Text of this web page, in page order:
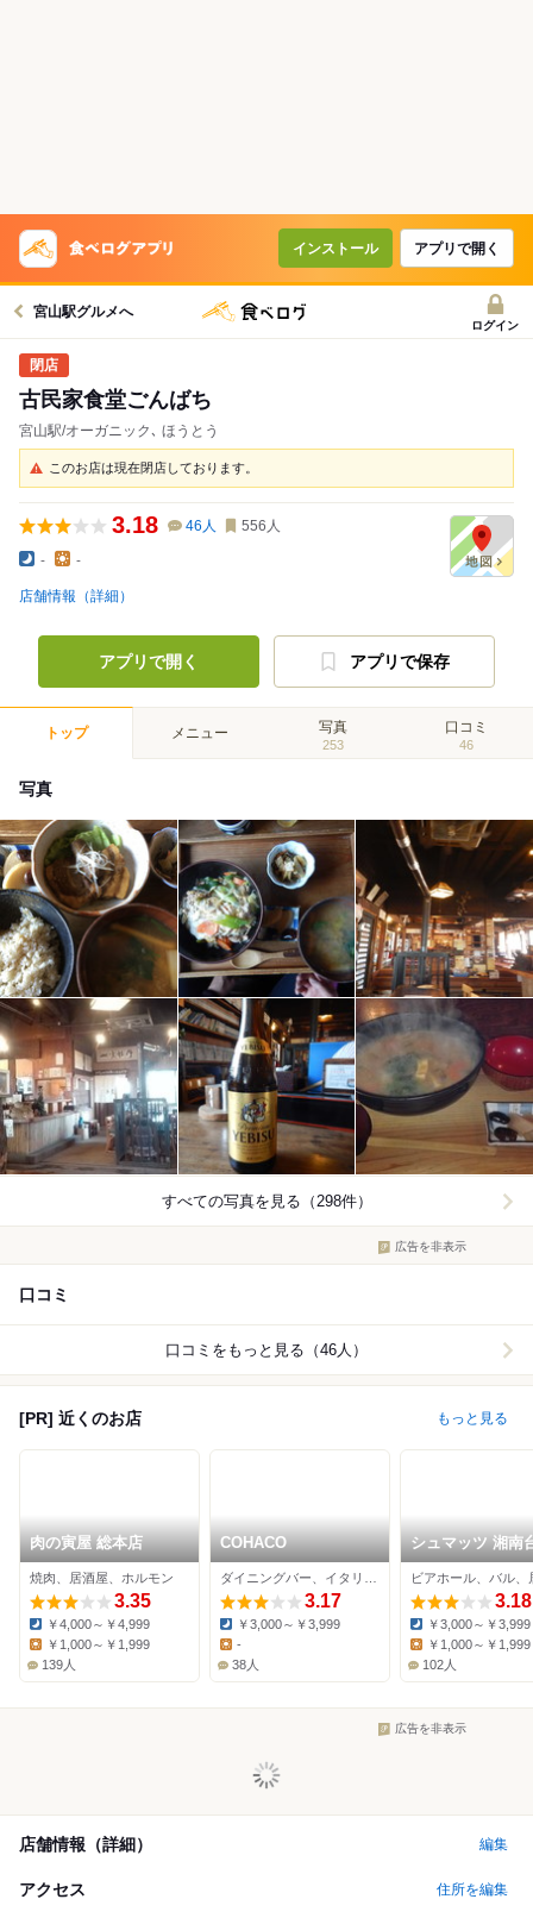
インストール アプリで開く
宮山駅グルメへ
ログイン
古民家食堂ごんばち
宮山駅/オーガニック､ ほうとう
このお店は現在閉店しております。
3.18 46 人 556 人
- -
店舗情報（詳細）
アプリで開く アプリで保存
トップ メニュー 写真
253
口コミ
46
写真
すべての写真を見る（298件）
広告を非表示
口コミ
口コミをもっと見る（46人）
[PR] 近くのお店 もっと見る
肉の寅屋 総本店
焼肉、居酒屋、ホルモン
3.35
Dinner:
￥4,000～￥4,999
￥1,000～￥1,999
139人
COHACO
3.17
Dinner:
￥3,000～￥3,999
Lunch:
-
38人
シュマッツ 湘南
ビアホール、バル、
3.18
Dinner:
￥3,000～￥3,999
￥1,000～￥1,999
102人
広告を非表示
店舗情報（詳細） 編集
アクセス 住所を編集